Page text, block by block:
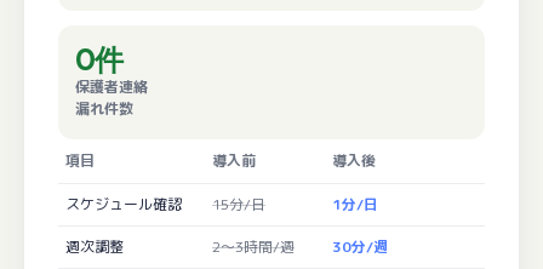
0件
保護者連絡
漏れ件数
項目 導入前 導入後
スケジュール確認 15分/日 1分/日
週次調整 2〜3時間/週 30分/週